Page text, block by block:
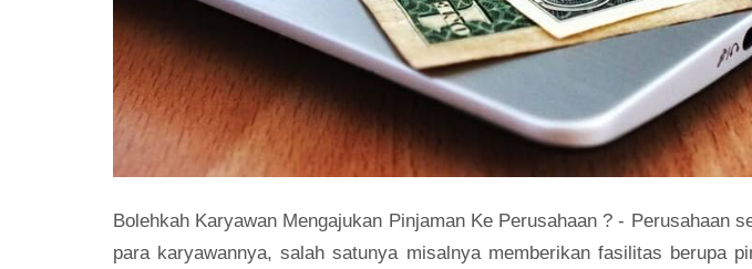
Bolehkah Karyawan Mengajukan Pinjaman Ke Perusahaan ? - Perusahaan
para karyawannya, salah satunya misalnya memberikan fasilitas berupa